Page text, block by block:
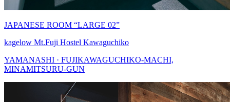
JAPANESE ROOM “LARGE 02”
kagelow Mt.Fuji Hostel Kawaguchiko
YAMANASHI · FUJIKAWAGUCHIKO-MACHI,
MINAMITSURU-GUN